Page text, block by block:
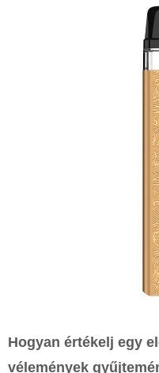
Hogyan értékelj egy
vélemények